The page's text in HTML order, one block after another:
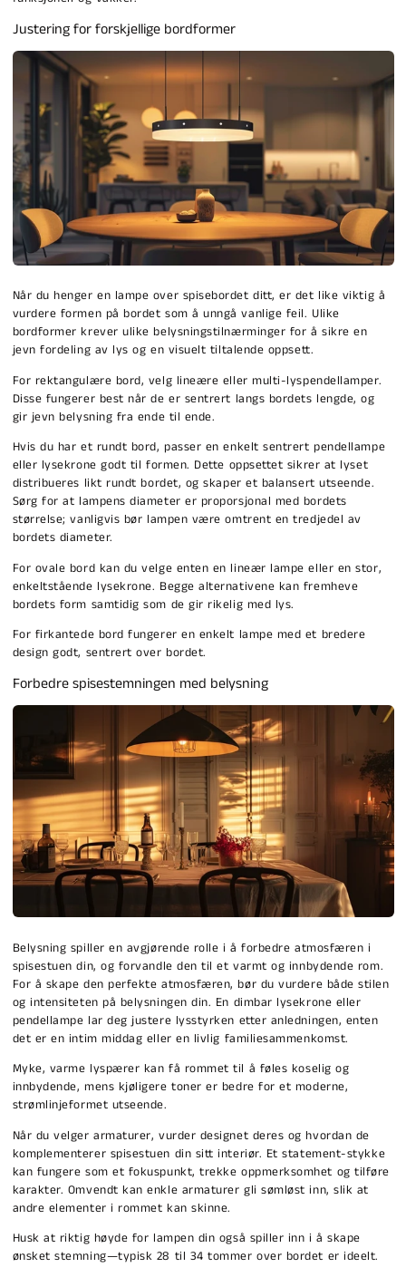
Justering for forskjellige bordformer
Når du henger en lampe over spisebordet ditt, er det like viktig å
vurdere formen på bordet som å unngå vanlige feil. Ulike
bordformer krever ulike belysningstilnærminger for å sikre en
jevn fordeling av lys og en visuelt tiltalende oppsett.
For rektangulære bord, velg lineære eller multi-lyspendellamper.
Disse fungerer best når de er sentrert langs bordets lengde, og
gir jevn belysning fra ende til ende.
Hvis du har et rundt bord, passer en enkelt sentrert pendellampe
eller lysekrone godt til formen. Dette oppsettet sikrer at lyset
distribueres likt rundt bordet, og skaper et balansert utseende.
Sørg for at lampens diameter er proporsjonal med bordets
størrelse; vanligvis bør lampen være omtrent en tredjedel av
bordets diameter.
For ovale bord kan du velge enten en lineær lampe eller en stor,
enkeltstående lysekrone. Begge alternativene kan fremheve
bordets form samtidig som de gir rikelig med lys.
For firkantede bord fungerer en enkelt lampe med et bredere
design godt, sentrert over bordet.
Forbedre spisestemningen med belysning
Belysning spiller en avgjørende rolle i å forbedre atmosfæren i
spisestuen din, og forvandle den til et varmt og innbydende rom.
For å skape den perfekte atmosfæren, bør du vurdere både stilen
og intensiteten på belysningen din. En dimbar lysekrone eller
pendellampe lar deg justere lysstyrken etter anledningen, enten
det er en intim middag eller en livlig familiesammenkomst.
Myke, varme lyspærer kan få rommet til å føles koselig og
innbydende, mens kjøligere toner er bedre for et moderne,
strømlinjeformet utseende.
Når du velger armaturer, vurder designet deres og hvordan de
komplementerer spisestuen din sitt interiør. Et statement-stykke
kan fungere som et fokuspunkt, trekke oppmerksomhet og tilføre
karakter. Omvendt kan enkle armaturer gli sømløst inn, slik at
andre elementer i rommet kan skinne.
Husk at riktig høyde for lampen din også spiller inn i å skape
ønsket stemning—typisk 28 til 34 tommer over bordet er ideelt.